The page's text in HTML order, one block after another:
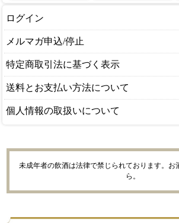
ログイン
メルマガ申込/停止
特定商取引法に基づく表示
送料とお支払い方法について
個人情報の取扱いについて
未成年者の飲酒は法律で禁じられております。お
ら。